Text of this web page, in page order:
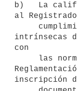
b)   La
al
intrínsecas
con
inscripción